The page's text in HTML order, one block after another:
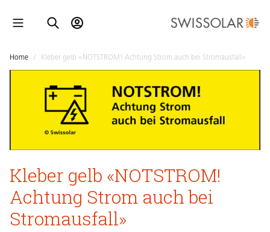
Home / Kleber gelb «NOTSTROM! Achtung Strom auch bei Stromausfall»
Kleber gelb «NOTSTROM!
Achtung Strom auch bei
Stromausfall»